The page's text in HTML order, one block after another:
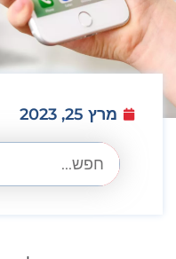
מרץ 25, 2023